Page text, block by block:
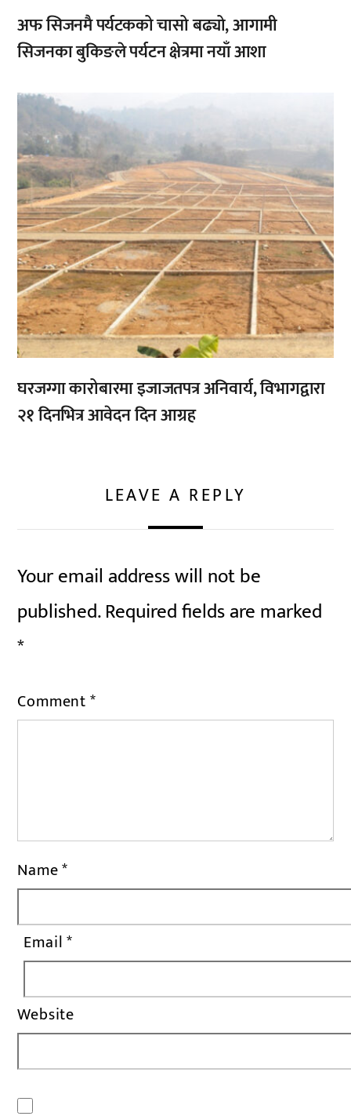
अफ सिजनमै पर्यटकको चासो बढ्यो, आगामी
सिजनका बुकिङले पर्यटन क्षेत्रमा नयाँ आशा
,
घरजग्गा कारोबारमा इजाजतपत्र अनिवार्य, विभागद्वारा
२१ दिनभित्र आवेदन दिन आग्रह
LEAVE A REPLY
Your email address will not be
published.Required fields are marked
*
Comment*
Name*
Email*
Website